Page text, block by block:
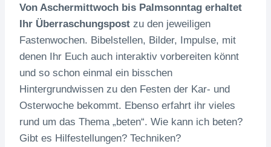
Von Aschermittwoch bis Palmsonntag erhaltet
Ihr Überraschungspost zu den jeweiligen
Fastenwochen. Bibelstellen, Bilder, Impulse, mit
denen Ihr Euch auch interaktiv vorbereiten könnt
und so schon einmal ein bisschen
Hintergrundwissen zu den Festen der Kar- und
Osterwoche bekommt. Ebenso erfahrt ihr vieles
rund um das Thema „beten“. Wie kann ich beten?
Gibt es Hilfestellungen? Techniken?